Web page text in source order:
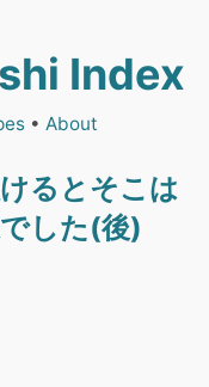
Index
• About
るとそこは
した(後)